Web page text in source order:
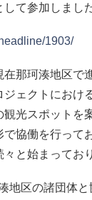
て参加しまし
1903/
那珂湊地区で
ェクトにおけ
光スポットを
で協働を行っ
と始まってお
地区の諸団体